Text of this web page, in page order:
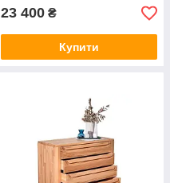
23 400 ₴
Купити